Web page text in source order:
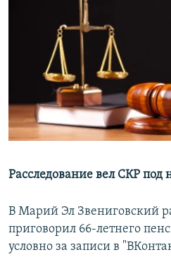
СИБИРЬ.РЕАЛИИ
РАСПИСАНИЕ ВЕЩАНИЯ
ПОДПИШИТЕСЬ НА
СОЦИАЛЬНЫЕ СЕТИ
Расследование вел СКР под
В Марий Эл Звениговский
приговорил 66-летнего
условно за записи в